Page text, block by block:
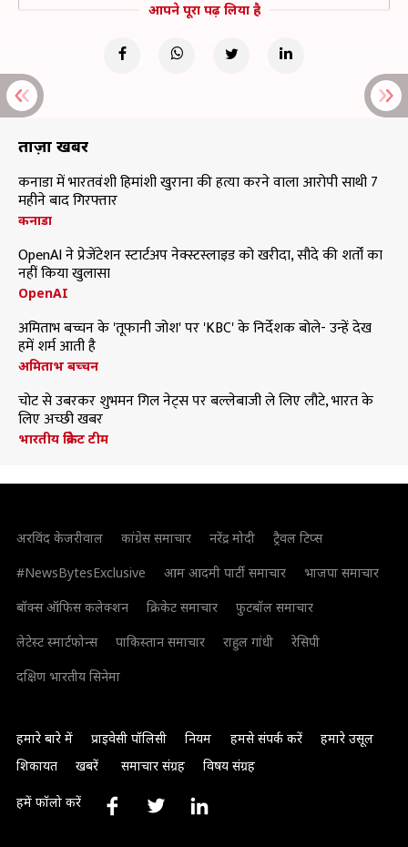
आपने पूरा पढ़ लिया है
ताज़ा खबरें
कनाडा में भारतवंशी हिमांशी खुराना की हत्या करने वाला आरोपी साथी 7
महीने बाद गिरफ्तार
कनाडा
OpenAI ने प्रेजेंटेशन स्टार्टअप नेक्स्टस्लाइड को खरीदा, सौदे की शर्तों का
नहीं किया खुलासा
OpenAI
अमिताभ बच्चन के 'तूफानी जोश' पर 'KBC' के निर्देशक बोले- उन्हें देख
हमें शर्म आती है
अमिताभ बच्चन
चोट से उबरकर शुभमन गिल नेट्स पर बल्लेबाजी ले लिए लौटे, भारत के
लिए अच्छी खबर
भारतीय क्रिकेट टीम
अरविंद केजरीवाल कांग्रेस समाचार नरेंद्र मोदी
ट्रैवल टिप्स
#NewsBytesExclusive
आम आदमी पार्टी समाचार
भाजपा समाचार
बॉक्स ऑफिस कलेक्शन
क्रिकेट समाचार
फुटबॉल समाचार
लेटेस्ट स्मार्टफोन्स
पाकिस्तान समाचार राहुल गांधी
रेसिपी
दक्षिण भारतीय सिनेमा
हमारे बारे में प्राइवेसी पॉलिसी नियम हमसे संपर्क करें
हमारे उसूल
शिकायत
खबरें समाचार संग्रह विषय संग्रह
हमें फॉलो करें